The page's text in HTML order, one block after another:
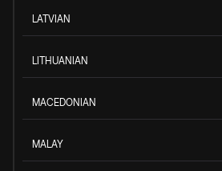
LATVIAN
LITHUANIAN
MACEDONIAN
MALAY